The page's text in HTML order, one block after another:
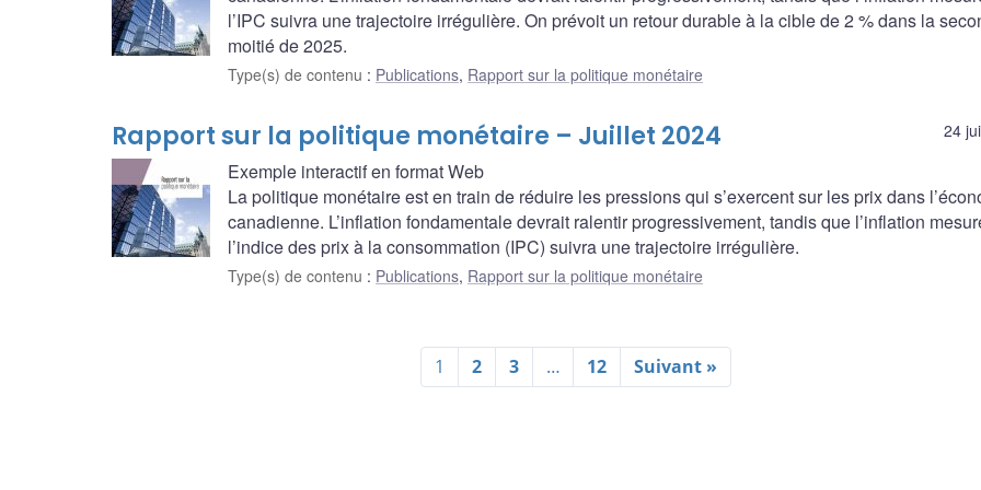
l’IPC suivra une trajectoire irrégulière. On prévoit un retour durable à la cible de 2 % dans la
moitié de 2025.
Type(s) de contenu : Publications, Rapport sur la politique monétaire
24
Rapport sur la politique monétaire – Juillet 2024
Exemple interactif en format Web
La politique monétaire est en train de réduire les pressions qui s’exercent sur les prix dans
canadienne. L’inflation fondamentale devrait ralentir progressivement, tandis que l’inflation
l’indice des prix à la consommation (IPC) suivra une trajectoire irrégulière.
Type(s) de contenu : Publications, Rapport sur la politique monétaire
1 2 3 … 12 Suivant »